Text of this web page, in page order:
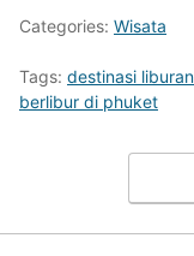
Categories: Wisata
Tags: destinasi
berlibur di phuket